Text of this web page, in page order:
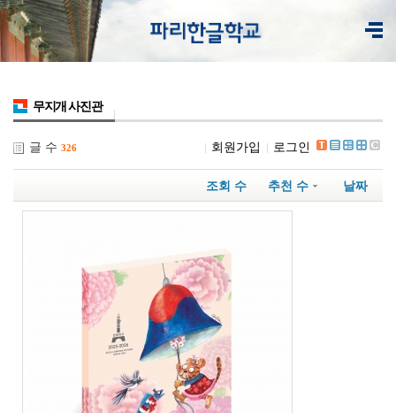
무지개 사진관
글 수 326 회원가입 로그인
조회 수 추천 수 날짜